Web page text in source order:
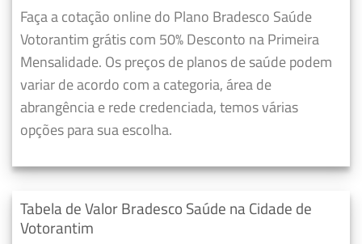
Faça a cotação online do Plano Bradesco Saúde
Votorantim grátis com 50% Desconto na Primeira
Mensalidade. Os preços de planos de saúde podem
variar de acordo com a categoria, área de
abrangência e rede credenciada, temos várias
opções para sua escolha.
Tabela de Valor Bradesco Saúde na Cidade de
Votorantim